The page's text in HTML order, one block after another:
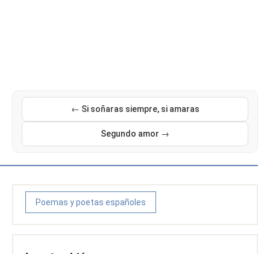
← Si soñaras siempre, si amaras
Segundo amor →
Poemas y poetas españoles